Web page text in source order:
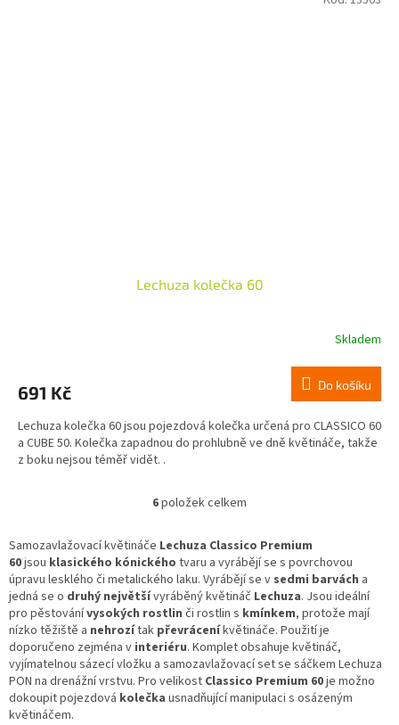
Lechuza kolečka 60
Skladem
691 Kč Do košíku
Lechuza kolečka 60 jsou pojezdová kolečka určená pro CLASSICO 60
a CUBE 50. Kolečka zapadnou do prohlubně ve dně květináče, takže
z boku nejsou téměř vidět. .
O
l
á
d
a
c
í
p
r
v
k
6položek celkem
Samozavlažovací květináče Lechuza Classico Premium
60jsou klasického kónického tvaru a vyrábějí se s povrchovou
úpravu lesklého či metalického laku. Vyrábějí se v sedmi barvách a
jedná se o druhý největšívyráběný květináč Lechuza. Jsou ideální
pro pěstovánívysokých rostlin či rostlin s kmínkem, protože mají
nízko těžiště a nehrozítak převráceníkvětináče. Použití je
doporučeno zejména v interiéru. Komplet obsahuje květináč,
vyjímatelnou sázecí vložku a samozavlažovací set se sáčkem Lechuza
PON na drenážní vrstvu. Pro velikost Classico Premium 60je možno
dokoupit pojezdová kolečka usnadňující manipulaci s osázeným
květináčem.